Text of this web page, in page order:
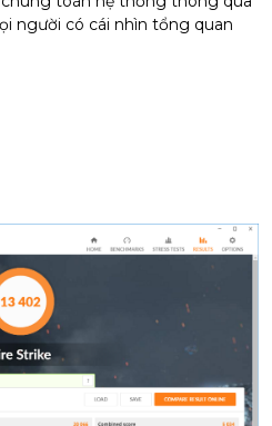
người có cái nhìn tổng quan